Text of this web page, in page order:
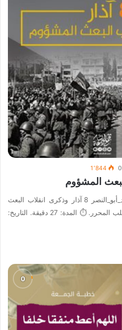
0 1٬844
#خطبة_الجمعة #الشيخ_محمد_أبو_النصر 8 آذار وذكرى انقلاب البعث
أحد مساجد ريف حلب المحرر. ⏱ المدة: 27 دقيقة. التاريخ: